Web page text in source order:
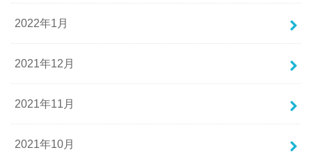
2022年1月
2021年12月
2021年11月
2021年10月